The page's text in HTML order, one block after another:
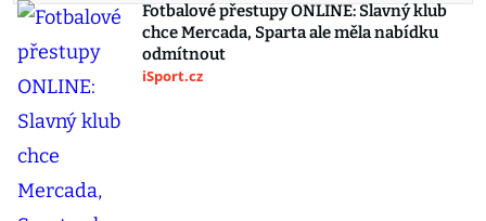
Fotbalové přestupy ONLINE: Slavný klub
chce Mercada, Sparta ale měla nabídku
odmítnout
iSport.cz